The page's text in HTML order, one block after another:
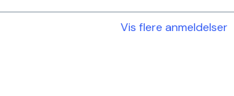
Vis flere anmeldelser